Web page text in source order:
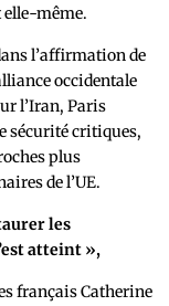
même.
l’affirmation de
occidentale
l’Iran, Paris
sécurité critiques,
plus
de l’UE.
les
atteint »,
français Catherine